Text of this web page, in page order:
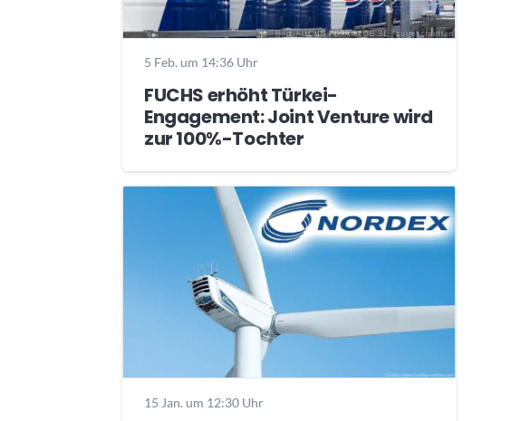
5 Feb. um 14:36 Uhr
FUCHS erhöht Türkei-
Engagement: Joint Venture wird
zur 100%-Tochter
15 Jan. um 12:30 Uhr